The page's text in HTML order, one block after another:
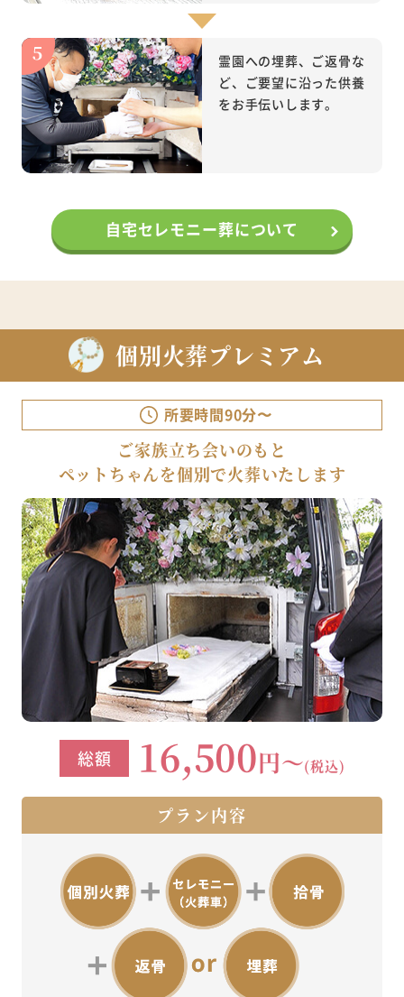
霊園への埋葬、ご返骨な
ど、ご要望に沿った供養
をお手伝いします。
自宅セレモニー葬について
個別火葬プレミアム
所要時間90分〜
ご家族立ち会いのもと
ペットちゃんを個別で火葬いたします
総額 16,500円～(税込)
プラン内容